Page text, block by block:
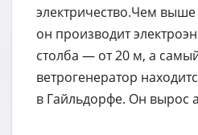
электричество.Чем
он производит
столба — от 20 м, а
ветрогенератор
в Гайльдорфе. Он вырос